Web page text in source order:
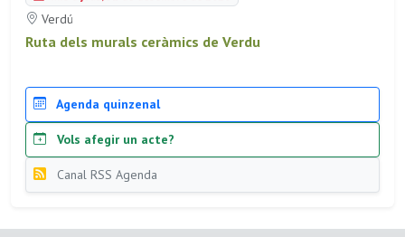
Verdú
Ruta dels murals ceràmics de Verdu
Agenda quinzenal
Vols afegir un acte?
Canal RSS Agenda